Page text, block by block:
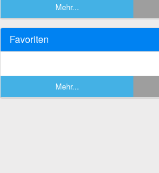
Mehr...
Favoriten
Mehr...